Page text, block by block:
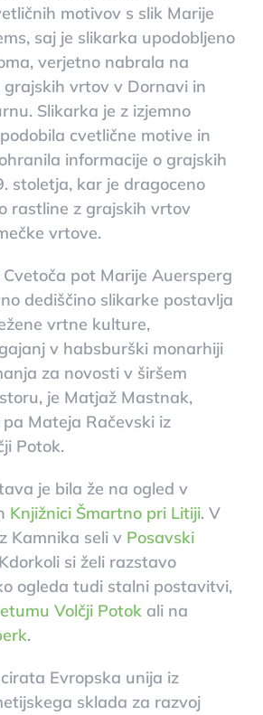
motivov s slik Marije
saj je slikarka upodobljeno
verjetno nabrala na
grajskih vrtov v Dornavi in
Slikarka je z izjemno
cvetlične motive in
informacije o grajskih
stoletja, kar je dragoceno
rastline z grajskih vrtov
vrtove.
pot Marije Auersperg
dediščino slikarke postavlja
vrtne kulture,
v habsburški monarhiji
za novosti v širšem
je Matjaž Mastnak,
Mateja Račevski iz
Potok.
je bila že na ogled v
Knjižnici Šmartno pri Litiji. V
Kamnika seli v Posavski
si želi razstavo
ogleda tudi stalni postavitvi,
Volčji Potokali na
.
Evropska unija iz
sklada za razvoj